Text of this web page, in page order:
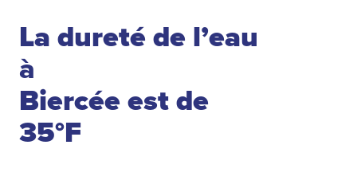
La dureté de l’eau
à
Biercée est de
35°F